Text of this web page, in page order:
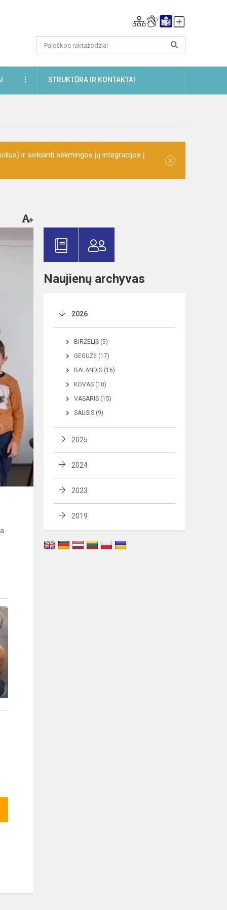
DAUGIAUSTRUKTŪRA IR KONTAKTAI
ir siekianti sėkmingos jų integracijos į
×
Naujienų archyvas
2026
BIRŽELIS (5)
GEGUŽĖ (17)
BALANDIS (16)
KOVAS (10)
VASARIS (15)
SAUSIS (9)
2025
2024
2023
2019